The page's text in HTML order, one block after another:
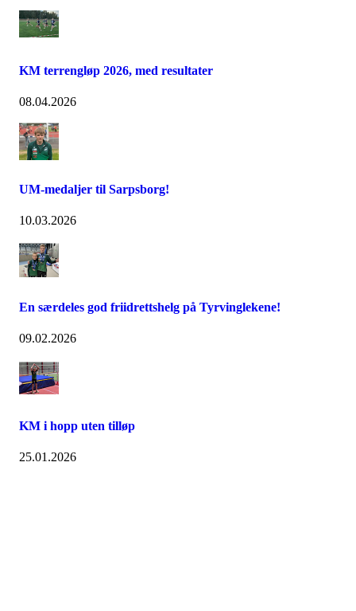
KM terrengløp 2026, med resultater
08.04.2026
UM-medaljer til Sarpsborg!
10.03.2026
En særdeles god friidrettshelg på Tyrvinglekene!
09.02.2026
KM i hopp uten tilløp
25.01.2026